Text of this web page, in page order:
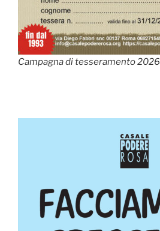
Campagna di tesseramento 2026